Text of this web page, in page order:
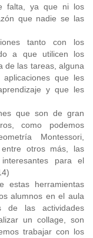
falta, ya que ni los
que nadie se las
tanto con los
a que utilicen los
de las tareas, alguna
aplicaciones que les
y que les
que son de gran
como podemos
Montessori,
entre otros más, las
para el
estas herramientas
alumnos en el aula
de las actividades
un collage, son
trabajar con los